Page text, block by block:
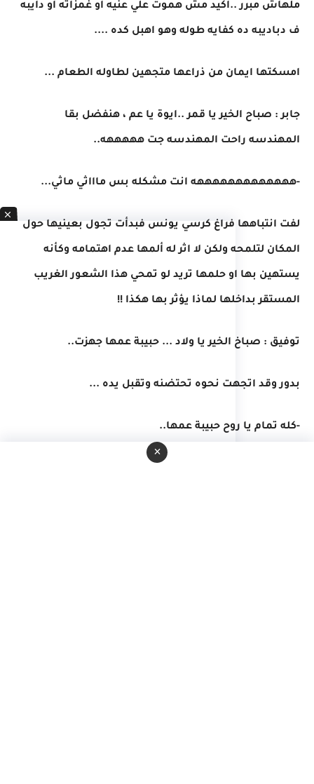
ملهاش مبرر ..اكيد مش هموت علي عنيه او غمزاته او دايبه
ف دباديبه ده كفايه طوله وهو اهبل كده ....
امسكتها ايمان من ذراعها متجهين لطاوله الطعام ...
جابر : صباح الخير يا قمر ..ايوة يا عم ، هنفضل بقا
المهندسه راحت المهندسه جت هههههه..
-هههههههههههههه انت مشكله بس ماااثي ماثي...
لفت انتباهها فراغ كرسي يونس فبدأت تجول بعينيها حول
المكان لتلمحه ولكن لا اثر له ألمها عدم اهتمامه وكأنه
يستهين بها او حلمها تريد لو تمحي هذا الشعور الغريب
المستقر بداخلها لماذا يؤثر بها هكذا !!
توفيق : صباخ الخير يا ولاد ... حبيبة عمها جهزت..
بدور وقد اتجهت نحوه تحتضنه وتقبل يده ...
-كله تمام يا روح حبيبة عمها..
×